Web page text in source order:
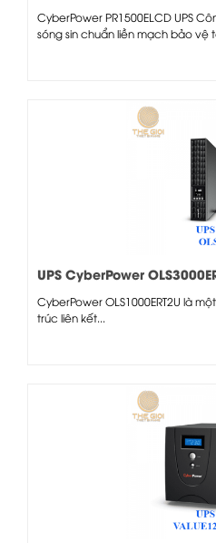
CyberPower PR1500ELCD UPS
sóng sin chuẩn liền mạch bảo vệ
UPS CyberPower
CyberPower OLS1000ERT2U là
trúc liên kết...